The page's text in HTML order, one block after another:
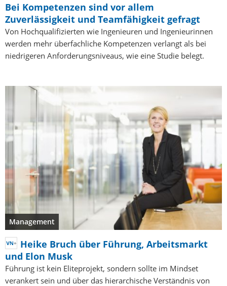
Bei Kompetenzen sind vor allem
Zuverlässigkeit und Teamfähigkeit gefragt
Von Hochqualifizierten wie Ingenieuren und Ingenieurinnen
werden mehr überfachliche Kompetenzen verlangt als bei
niedrigeren Anforderungsniveaus, wie eine Studie belegt.
Management
Heike Bruch über Führung, Arbeitsmarkt
und Elon Musk
Führung ist kein Eliteprojekt, sondern sollte im Mindset
verankert sein und über das hierarchische Verständnis von